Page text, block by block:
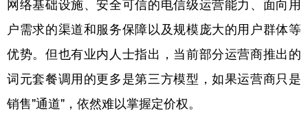
网络基础设施、安全可信的电信级运营能力、面向用
户需求的渠道和服务保障以及规模庞大的用户群体等
优势。但也有业内人士指出，当前部分运营商推出的
词元套餐调用的更多是第三方模型，如果运营商只是
销售"通道"，依然难以掌握定价权。